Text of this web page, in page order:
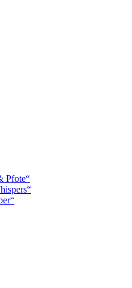
Pfote“